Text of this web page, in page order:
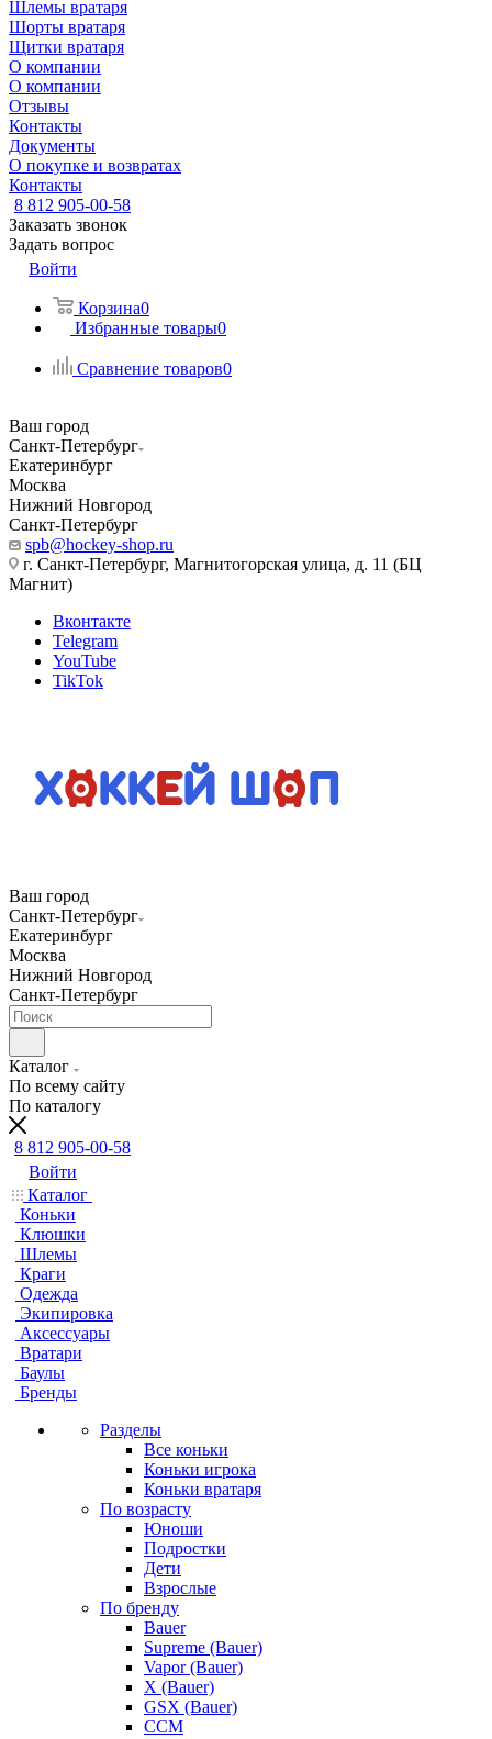
Шлемы вратаря
Шорты вратаря
Щитки вратаря
О компании
О компании
Отзывы
Контакты
Документы
О покупке и возвратах
Контакты
8 812 905-00-58
Заказать звонок
Задать вопрос
Войти
Корзина0
Избранные товары0
Сравнение товаров0
Ваш город
Санкт-Петербург
Екатеринбург
Москва
Нижний Новгород
Санкт-Петербург
spb@hockey-shop.ru
г. Санкт-Петербург, Магнитогорская улица, д. 11 (БЦ
Магнит)
Вконтакте
Telegram
YouTube
TikTok
Ваш город
Санкт-Петербург
Екатеринбург
Москва
Нижний Новгород
Санкт-Петербург
Каталог
По всему сайту
По каталогу
8 812 905-00-58
Войти
Каталог
Коньки
Клюшки
Шлемы
Краги
Одежда
Экипировка
Аксессуары
Вратари
Баулы
Бренды
Разделы
Все коньки
Коньки игрока
Коньки вратаря
По возрасту
Юноши
Подростки
Дети
Взрослые
По бренду
Bauer
Supreme (Bauer)
Vapor (Bauer)
X (Bauer)
GSX (Bauer)
CCM